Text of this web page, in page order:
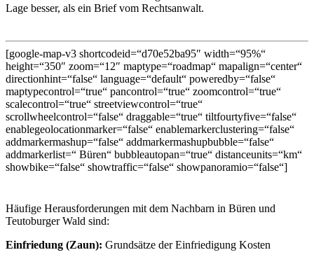
Lage besser, als ein Brief vom Rechtsanwalt.
[google-map-v3 shortcodeid=“d70e52ba95″ width=“95%“
height=“350″ zoom=“12″ maptype=“roadmap“ mapalign=“center“
directionhint=“false“ language=“default“ poweredby=“false“
maptypecontrol=“true“ pancontrol=“true“ zoomcontrol=“true“
scalecontrol=“true“ streetviewcontrol=“true“
scrollwheelcontrol=“false“ draggable=“true“ tiltfourtyfive=“false“
enablegeolocationmarker=“false“ enablemarkerclustering=“false“
addmarkermashup=“false“ addmarkermashupbubble=“false“
addmarkerlist=“ Büren“ bubbleautopan=“true“ distanceunits=“km“
showbike=“false“ showtraffic=“false“ showpanoramio=“false“]
Häufige Herausforderungen mit dem Nachbarn in Büren und
Teutoburger Wald sind:
Einfriedung (Zaun): Grundsätze der Einfriedigung Kosten